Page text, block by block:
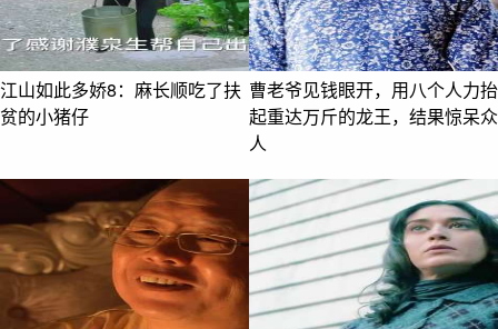
江山如此多娇8：麻长顺吃了扶
贫的小猪仔
曹老爷见钱眼开，用八个人力抬
起重达万斤的龙王，结果惊呆众
人